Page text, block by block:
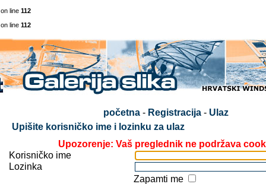
on line 112
on line 112
početna- Registracija- Ulaz
Upišite korisničko ime i lozinku za ulaz
Upozorenje: Vaš preglednik ne podržava
Korisničko ime
Lozinka
Zapamti me